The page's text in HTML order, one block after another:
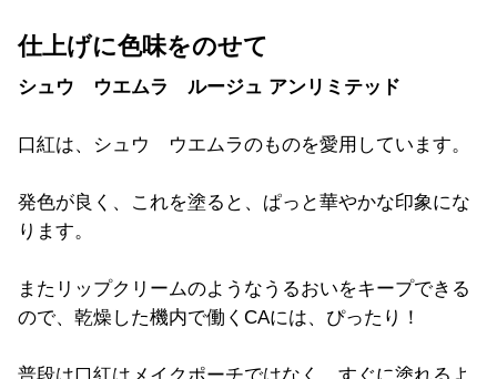
仕上げに色味をのせて
シュウ ウエムラ ルージュ アンリミテッド
口紅は、シュウ ウエムラのものを愛用しています。
発色が良く、これを塗ると、ぱっと華やかな印象にな
ります。
またリップクリームのようなうるおいをキープできる
ので、乾燥した機内で働くCAには、ぴったり！
普段は口紅はメイクポーチではなく、すぐに塗れるよ